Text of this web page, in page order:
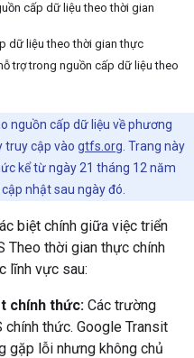
cấp dữ liệu theo thời gian
dữ liệu theo thời gian thực
trợ trong nguồn cấp dữ liệu theo
nguồn cấp dữ liệu về phương
truy cập vào gtfs.org . Trang này
kể từ ngày 21 tháng 12 năm
nhật sau ngày đó.
biệt chính giữa việc triển
Theo thời gian thực chính
lĩnh vực sau:
chính thức: Các trường
chính thức. Google Transit
gặp lỗi nhưng không chủ